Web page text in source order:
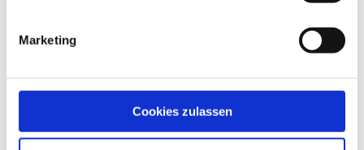
Marketing
Cookies zulassen